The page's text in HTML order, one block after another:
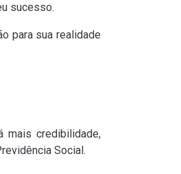
sucesso.
para sua realidade
mais credibilidade,
Social.